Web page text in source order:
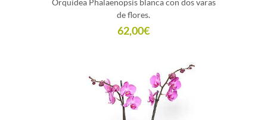
Orquídea Phalaenopsis blanca con dos varas
de flores.
62,00€